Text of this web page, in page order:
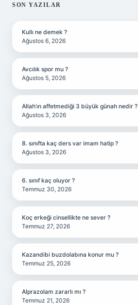
SIDEBAR
SON YAZILAR
Kullı ne demek ?
Ağustos 6, 2026
Avcılık spor mu ?
Ağustos 5, 2026
Allah’ın affetmediği 3 büyük günah nedir ?
Ağustos 3, 2026
8. sınıfta kaç ders var imam hatip ?
Ağustos 3, 2026
6. sınıf kaç oluyor ?
Temmuz 30, 2026
Koç erkeği cinsellikte ne sever ?
Temmuz 27, 2026
Kazandibi buzdolabına konur mu ?
Temmuz 25, 2026
Alprazolam zararlı mı ?
Temmuz 21, 2026